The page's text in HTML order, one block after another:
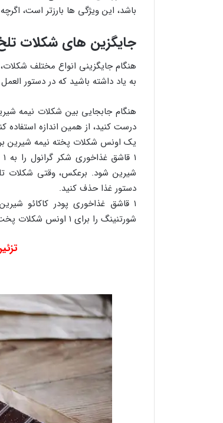
باشد، این ویژگی ها بارزتر است،
جایگزین های شکلات
هنگام جایگزینی انواع مختلف شکلات،
به یاد داشته باشید که در دستور
هنگام جابجایی بین شکلات نیمه
درست کنید، از همین اندازه استفاده
یک اونس شکلات پخته نیمه شیرین برابر با ۳ قاشق غذاخوری چیپس
دستور غذا حذف کنید.
شورتنینگ را برای ۱ اونس شکلات پخت نیمه شیرین مخلوط کنید.